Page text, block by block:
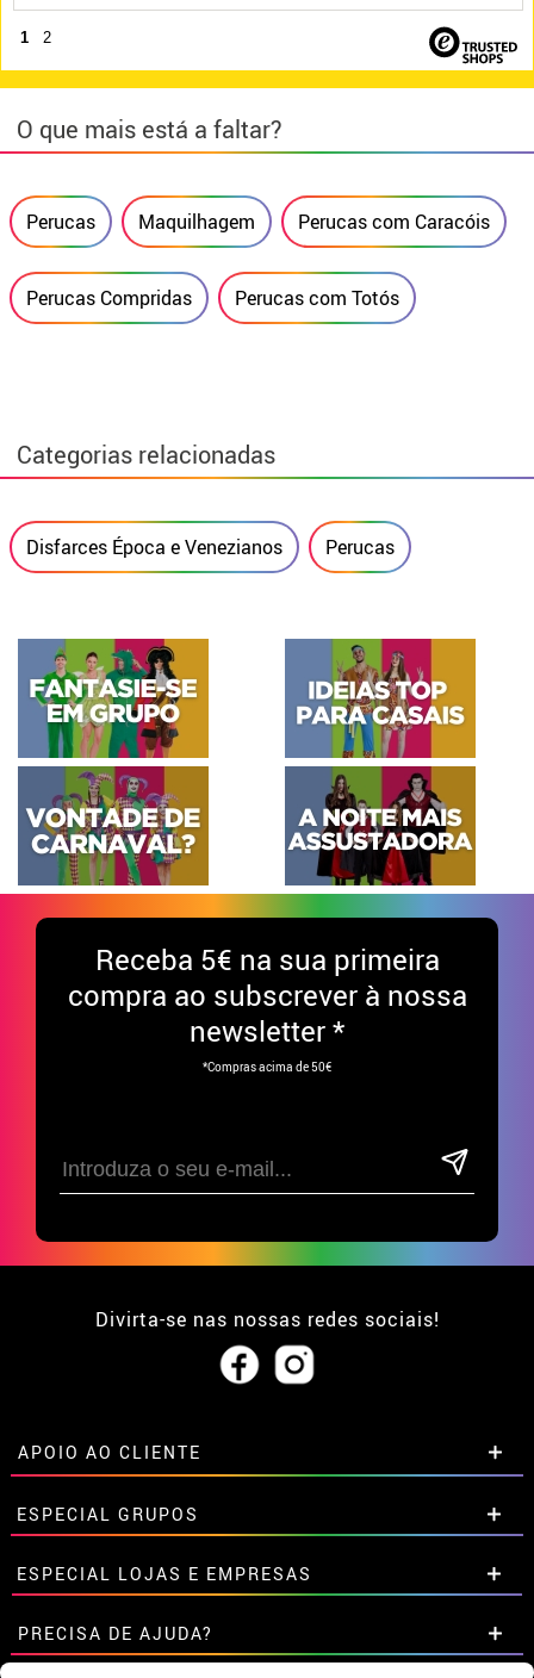
1 2
O que mais está a faltar?
Perucas Maquilhagem Perucas com Caracóis
Perucas Compridas Perucas com Totós
Categorias relacionadas
Disfarces Época e Venezianos Perucas
Receba 5€ na sua primeira
compra ao subscrever à nossa
newsletter *
*Compras acima de 50€
Divirta-se nas nossas redes sociais!
APOIO AO CLIENTE
• Sobre nós
• Condições de venda
• Aviso legal ePrivacidade
• Atendimento ao cliente
• Utilização de cookies
•Configuração de cookies
ESPECIAL GRUPOS
Descontos especiais para grupos.
Entre em contato connosco aqui
ESPECIAL LOJAS E EMPRESAS
Descontos especiais para grupos.
Entre em contato connosco aqui
PRECISA DE AJUDA?